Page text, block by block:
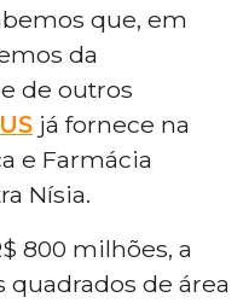
que, em
da
de outros
já fornece na
e Farmácia
Nísia.
800 milhões, a
de área